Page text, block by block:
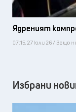
Ядреният
07:15, 27 юли 26 / Защо
Избрани